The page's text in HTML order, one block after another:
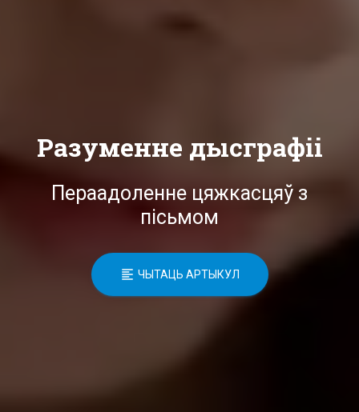
Разуменне дысграфіі
Пераадоленне цяжкасцяў з
пісьмом
ЧЫТАЦЬ АРТЫКУЛ